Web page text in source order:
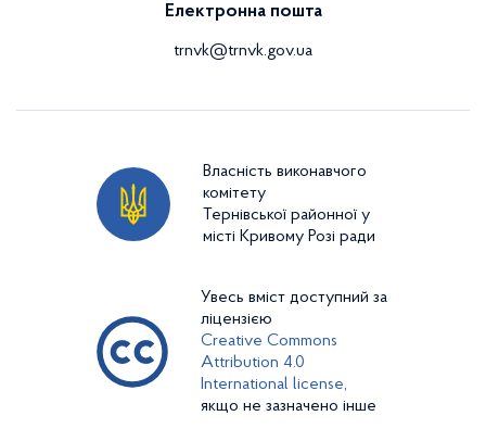
Електронна пошта
trnvk@trnvk.gov.ua
Власність виконавчого
комітету
Тернівської районної у
місті Кривому Розі ради
Увесь вміст доступний за
ліцензією
Creative Commons
Attribution 4.0
International license,
якщо не зазначено інше